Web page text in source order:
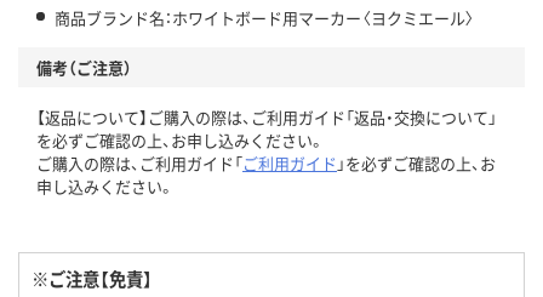
商品ブランド名：ホワイトボード用マーカー〈ヨクミエール〉
備考（ご注意）
【返品について】ご購入の際は、ご利用ガイド「返品・交換について」
を必ずご確認の上、お申し込みください。
ご購入の際は、ご利用ガイド「ご利用ガイド 」を必ずご確認の上、お
申し込みください。
※ご注意【免責】